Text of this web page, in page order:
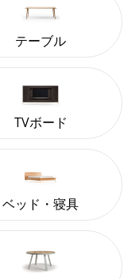
テーブル
TVボード
ベッド・寝具